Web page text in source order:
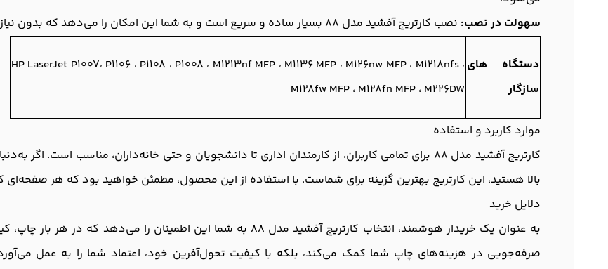
سهولت در نصب: نصب کارتریج آفشید مدل 88 بسیار ساده و سریع است و به شما این امکان را می‌دهد که بدون نیاز به دانش فنی خاص، از آن استفاده کنید.
دستگاه های
سازگار
HP LaserJet P1007، P1106 ، P1108 ، P1008 ، M1213nf MFP ، M1136 MFP ، M126nw MFP ، M1218nfs ،
M128fw MFP ، M128fn MFP ، M226DW
موارد کاربرد و استفاده
کارتریج آفشید مدل 88 برای تمامی کاربران، از کارمندان اداری تا دانشجویان و حتی خانه‌داران، مناسب
بالا هستید، این کارتریج بهترین گزینه برای شماست. با استفاده از این محصول، مطمئن خواهید بود که هر
دلایل خرید
به عنوان یک خریدار هوشمند، انتخاب کارتریج آفشید مدل 88 به شما این
صرفه‌جویی در هزینه‌های چاپ شما کمک می‌کند، بلکه با کیفیت تحول‌آفرین خود، اعتماد شما را به عمل